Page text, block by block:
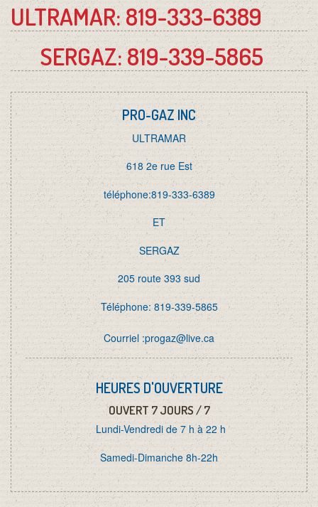
ULTRAMAR
LOTO QUEBEC
PÊCHE
PROMOTIONS
LES ALIMENTS DE 59E RUE
LES PRODUITS MAISON
NOURRITURE POUR CHATS ET POUR CHIENS
MARDI DIÈSEL
JEUDREDI
ULTRAMAR: 819-333-6389
SERGAZ: 819-339-5865
PRO-GAZ INC
ULTRAMAR
618 2e rue Est
téléphone:819-333-6389
ET
SERGAZ
205 route 393 sud
Téléphone: 819-339-5865
Courriel :progaz@live.ca
HEURES D'OUVERTURE
OUVERT 7 JOURS / 7
Lundi-Vendredi de 7 h à 22 h
Samedi-Dimanche 8h-22h